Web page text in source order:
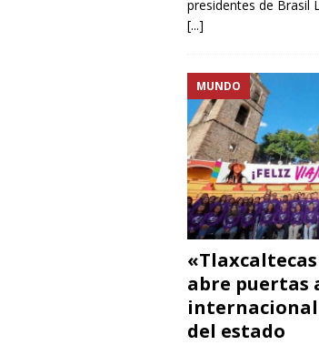
presidentes de Brasil
[...]
abre puertas
del estado
MUNDO